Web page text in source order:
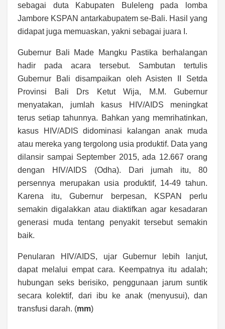
sebagai duta Kabupaten Buleleng pada lomba
Jambore KSPAN antarkabupatem se-Bali. Hasil yang
didapat juga memuaskan, yakni sebagai juara I.
Gubernur Bali Made Mangku Pastika berhalangan
hadir pada acara tersebut. Sambutan tertulis
Gubernur Bali disampaikan oleh Asisten II Setda
Provinsi Bali Drs Ketut Wija, M.M. Gubernur
menyatakan, jumlah kasus HIV/AIDS meningkat
terus setiap tahunnya. Bahkan yang memrihatinkan,
kasus HIV/ADIS didominasi kalangan anak muda
atau mereka yang tergolong usia produktif. Data yang
dilansir sampai September 2015, ada 12.667 orang
dengan HIV/AIDS (Odha). Dari jumah itu, 80
persennya merupakan usia produktif, 14-49 tahun.
Karena itu, Gubernur berpesan, KSPAN perlu
semakin digalakkan atau diaktifkan agar kesadaran
generasi muda tentang penyakit tersebut semakin
baik.
Penularan HIV/AIDS, ujar Gubernur lebih lanjut,
dapat melalui empat cara. Keempatnya itu adalah;
hubungan seks berisiko, penggunaan jarum suntik
secara kolektif, dari ibu ke anak (menyusui), dan
transfusi darah. (mm)